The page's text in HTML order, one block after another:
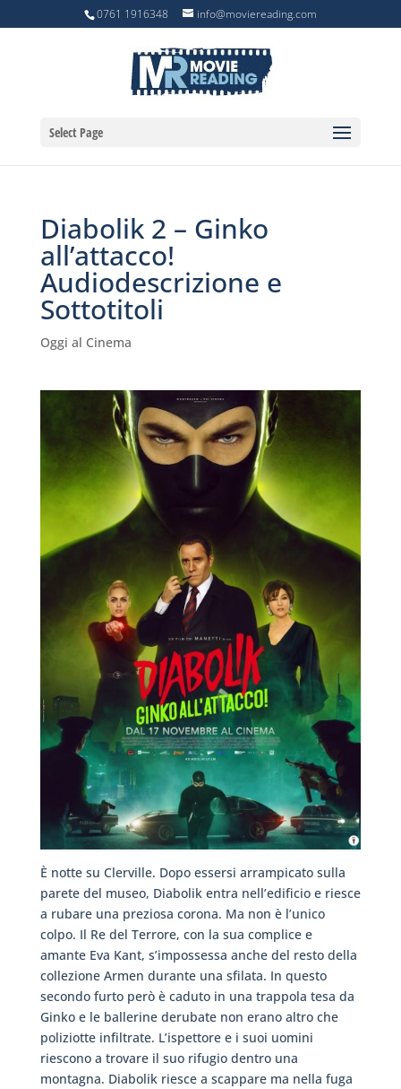
0761 1916348 info@moviereading.com
Select Page
Diabolik 2 – Ginko
all’attacco!
Audiodescrizione e
Sottotitoli
Oggi al Cinema
È notte su Clerville. Dopo essersi arrampicato sulla
parete del museo, Diabolik entra nell’edificio e riesce
a rubare una preziosa corona. Ma non è l’unico
colpo. Il Re del Terrore, con la sua complice e
amante Eva Kant, s’impossessa anche del resto della
collezione Armen durante una sfilata. In questo
secondo furto però è caduto in una trappola tesa da
Ginko e le ballerine derubate non erano altro che
poliziotte infiltrate. L’ispettore e i suoi uomini
riescono a trovare il suo rifugio dentro una
montagna. Diabolik riesce a scappare ma nella fuga